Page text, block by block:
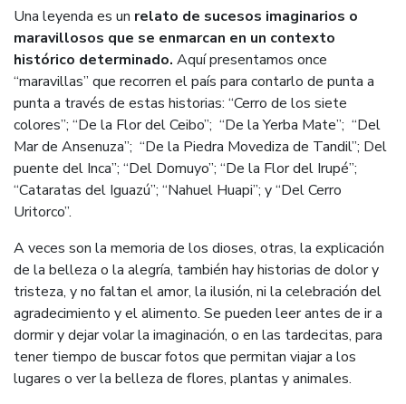
Una leyenda es un relato de sucesos imaginarios o
maravillosos que se enmarcan en un contexto
histórico determinado. Aquí presentamos once
“maravillas” que recorren el país para contarlo de punta a
punta a través de estas historias: “Cerro de los siete
colores”; “De la Flor del Ceibo”; “De la Yerba Mate”; “Del
Mar de Ansenuza”; “De la Piedra Movediza de Tandil”; Del
puente del Inca”; “Del Domuyo”; “De la Flor del Irupé”;
“Cataratas del Iguazú”; “Nahuel Huapi”; y “Del Cerro
Uritorco”.
A veces son la memoria de los dioses, otras, la explicación
de la belleza o la alegría, también hay historias de dolor y
tristeza, y no faltan el amor, la ilusión, ni la celebración del
agradecimiento y el alimento. Se pueden leer antes de ir a
dormir y dejar volar la imaginación, o en las tardecitas, para
tener tiempo de buscar fotos que permitan viajar a los
lugares o ver la belleza de flores, plantas y animales.